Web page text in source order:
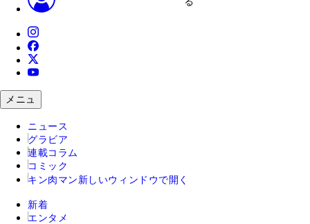
メニュ
ニュース
グラビア
連載コラム
コミック
キン肉マン 新しいウィンドウで開く
新着
エンタメ